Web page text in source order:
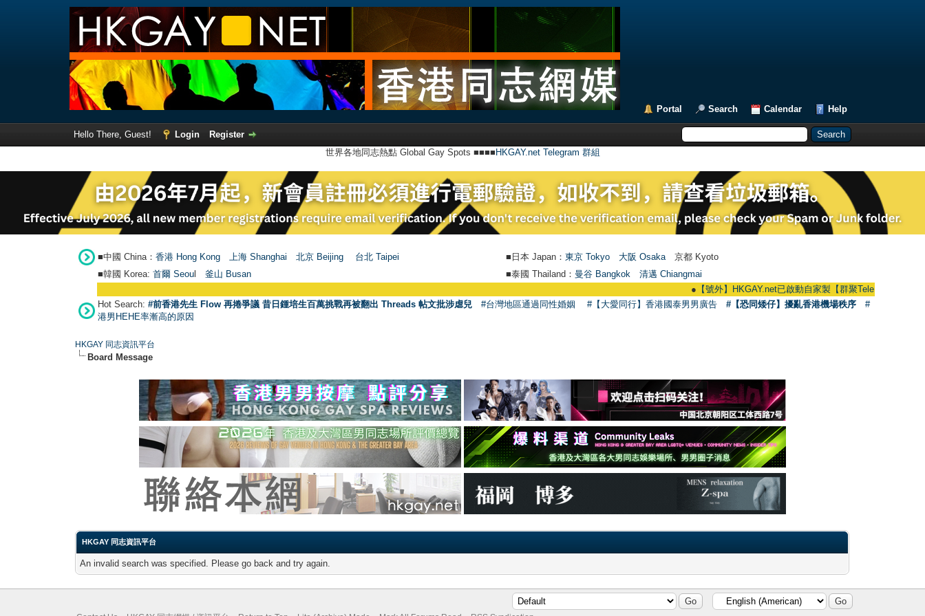
Portal Search Calendar Help
Hello There, Guest! Login
Register
世界各地同志熱點 Global Gay Spots ■■■■ HKGAY.net Telegram 群組
■中國 China： 香港 Hong Kong 上海 Shanghai 北京 Beijing 台北 Taipei ■日本 Japan： 東京 Tokyo 大阪 Osaka 京都 Kyoto
■韓國 Korea: 首爾 Seou 釜山 Busan ■泰國 Thailand： 曼谷 Bangkok
清邁 Chiangmai
【號外】HKGAY.net已啟動自家製【群聚Telegram群組】
Hot Search: #前香港先生 Flow 再捲爭議 昔日鍾培生百萬挑戰再被翻出 Threads 帖文批涉虐兒 #台灣地區通過同性婚姻 #【大愛同行】香港國泰男男廣告 #【恐同矮仔】擾亂香港機場秩序
#
港男HEHE率漸高的原因
HKGAY 同志資訊平台
Board Message
HKGAY 同志資訊平台
An invalid search was specified. Please go back and try again.